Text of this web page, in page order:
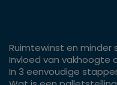
Ruimtewinst en minder
Invloed van vakhoogte
In 3 eenvoudige